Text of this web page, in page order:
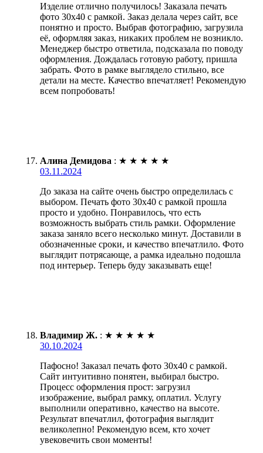
Изделие отлично получилось! Заказала печать
фото 30х40 с рамкой. Заказ делала через сайт, все
понятно и просто. Выбрав фотографию, загрузила
её, оформляя заказ, никаких проблем не возникло.
Менеджер быстро ответила, подсказала по поводу
оформления. Дождалась готовую работу, пришла
забрать. Фото в рамке выглядело стильно, все
детали на месте. Качество впечатляет! Рекомендую
всем попробовать!
Алина Демидова : ★ ★ ★ ★ ★
03.11.2024
До заказа на сайте очень быстро определилась с
выбором. Печать фото 30х40 с рамкой прошла
просто и удобно. Понравилось, что есть
возможность выбрать стиль рамки. Оформление
заказа заняло всего несколько минут. Доставили в
обозначенные сроки, и качество впечатлило. Фото
выглядит потрясающе, а рамка идеально подошла
под интерьер. Теперь буду заказывать еще!
Владимир Ж. : ★ ★ ★ ★ ★
30.10.2024
Пафосно! Заказал печать фото 30х40 с рамкой.
Сайт интуитивно понятен, выбирал быстро.
Процесс оформления прост: загрузил
изображение, выбрал рамку, оплатил. Услугу
выполнили оперативно, качество на высоте.
Результат впечатлил, фотография выглядит
великолепно! Рекомендую всем, кто хочет
увековечить свои моменты!